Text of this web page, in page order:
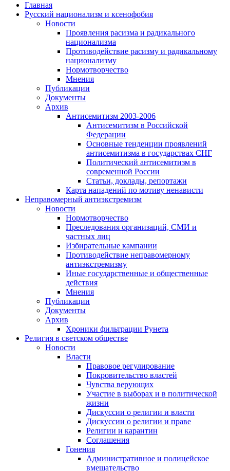
Главная
Русский национализм и ксенофобия
Новости
Проявления расизма и радикального
национализма
Противодействие расизму и радикальному
национализму
Нормотворчество
Мнения
Публикации
Документы
Архив
Антисемитизм 2003-2006
Антисемитизм в Российской
Федерации
Основные тенденции проявлений
антисемитизма в государствах СНГ
Политический антисемитизм в
современной России
Статьи, доклады, репортажи
Карта нападений по мотиву ненависти
Неправомерный антиэкстремизм
Новости
Нормотворчество
Преследования организаций, СМИ и
частных лиц
Избирательные кампании
Противодействие неправомерному
антиэкстремизму
Иные государственные и общественные
действия
Мнения
Публикации
Документы
Архив
Хроники фильтрации Рунета
Религия в светском обществе
Новости
Власти
Правовое регулирование
Покровительство властей
Чувства верующих
Участие в выборах и в политической
жизни
Дискуссии о религии и власти
Дискуссии о религии и праве
Религии и карантин
Соглашения
Гонения
Административное и полицейское
вмешательство